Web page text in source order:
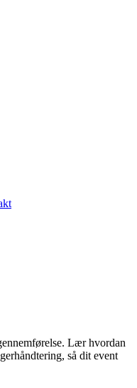
Lær hvordan
så dit event